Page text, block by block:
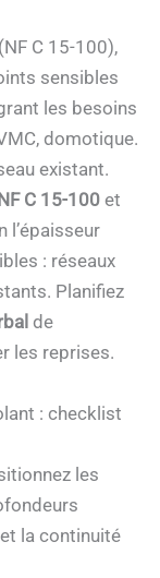
C 15-100),
sensibles
les besoins
domotique.
existant.
C 15-100et
l’épaisseur
: réseaux
Planifiez
de
les reprises.
: checklist
les
la continuité